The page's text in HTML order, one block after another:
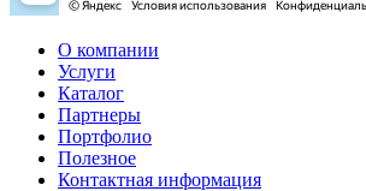
О компании
Услуги
Каталог
Партнеры
Портфолио
Полезное
Контактная информация